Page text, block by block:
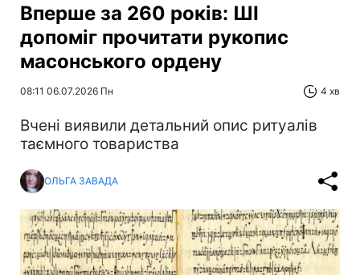
Вперше за 260 років: ШІ
допоміг прочитати рукопис
масонського ордену
08:11 06.07.2026 Пн 4 хв
Вчені виявили детальний опис ритуалів
таємного товариства
ОЛЬГА ЗАВАДА